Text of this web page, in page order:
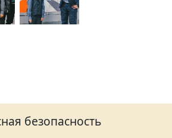
безопасность